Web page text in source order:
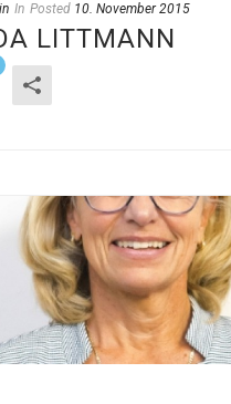
In Posted 10. November 2015
LITTMANN